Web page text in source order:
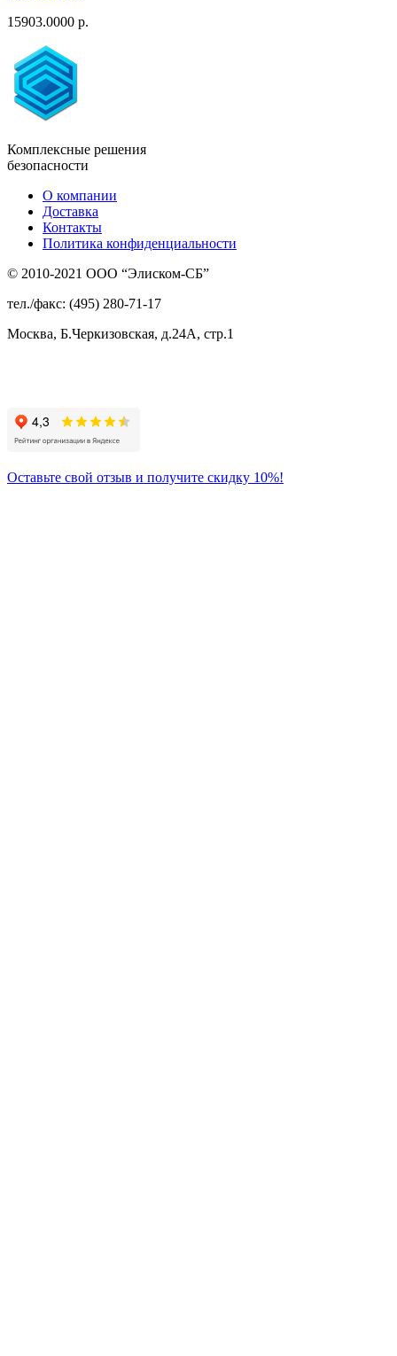
15903.0000 р.
Комплексные решения
безопасности
О компании
Доставка
Контакты
Политика конфиденциальности
© 2010-2021 ООО “Элиском-СБ”
тел./факс: (495) 280-71-17
Москва, Б.Черкизовская, д.24А, стр.1
Оставьте свой отзыв и получите скидку 10%!